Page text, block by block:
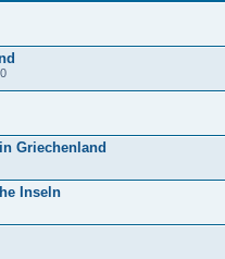
Griechenland
Inseln